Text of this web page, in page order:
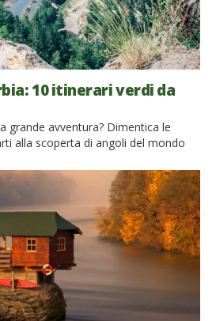
10 itinerari verdi da
grande avventura? Dimentica le
alla scoperta di angoli del mondo
aspetta una natura selvaggia, infiniti
adrenaliniche, ma anche festival,
La Serbia è una […]